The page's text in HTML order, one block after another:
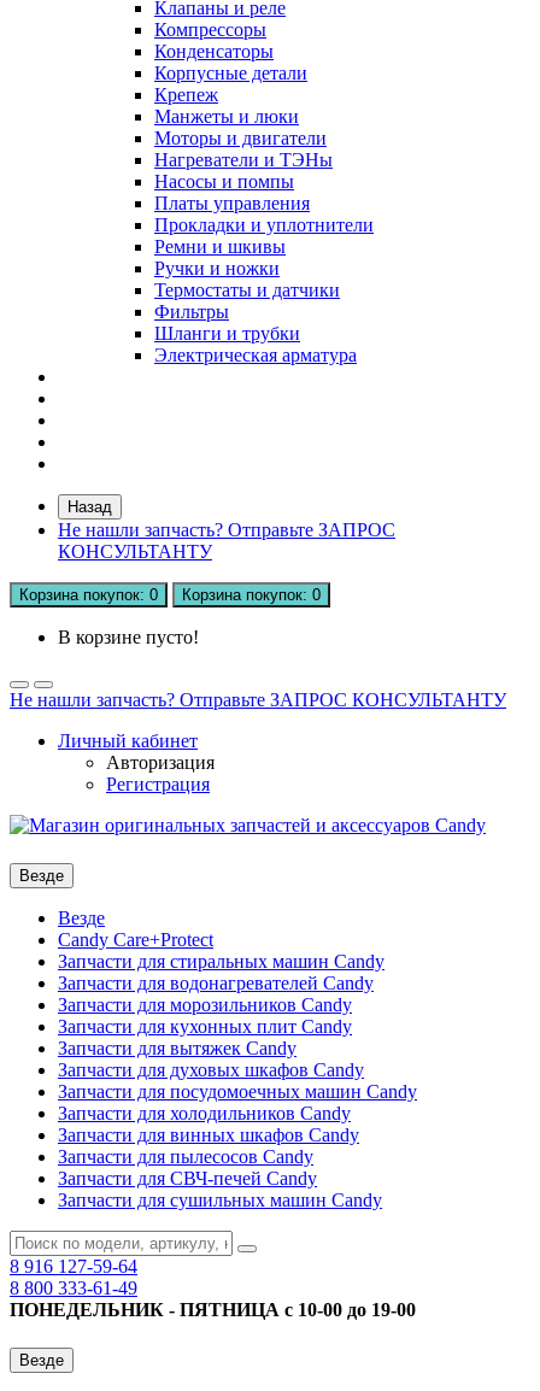
Клапаны и реле
Компрессоры
Конденсаторы
Корпусные детали
Крепеж
Манжеты и люки
Моторы и двигатели
Нагреватели и ТЭНы
Насосы и помпы
Платы управления
Прокладки и уплотнители
Ремни и шкивы
Ручки и ножки
Термостаты и датчики
Фильтры
Шланги и трубки
Электрическая арматура
Назад
Не нашли запчасть? Отправьте ЗАПРОС
КОНСУЛЬТАНТУ
Корзинапокупок: 0 Корзинапокупок: 0
В корзине пусто!
Не нашли запчасть? Отправьте ЗАПРОС КОНСУЛЬТАНТУ
Личный кабинет
Авторизация
Регистрация
Везде
Везде
Candy Care+Protect
Запчасти для стиральных машин Candy
Запчасти для водонагревателей Candy
Запчасти для морозильников Candy
Запчасти для кухонных плит Candy
Запчасти для вытяжек Candy
Запчасти для духовых шкафов Candy
Запчасти для посудомоечных машин Candy
Запчасти для холодильников Candy
Запчасти для винных шкафов Candy
Запчасти для пылесосов Candy
Запчасти для СВЧ-печей Candy
Запчасти для сушильных машин Candy
8 916 127-59-64
8 800 333-61-49
ПОНЕДЕЛЬНИК - ПЯТНИЦА с 10-00 до 19-00
Везде